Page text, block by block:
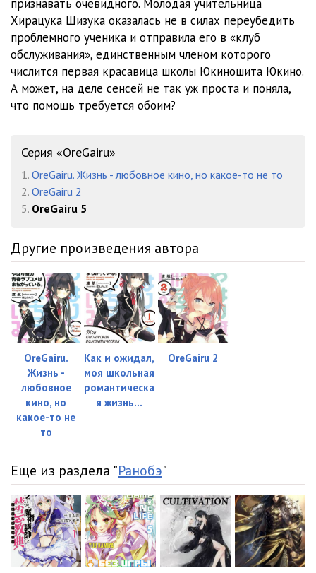
Глава 4 (3 из 3)
Глава 5 (1 из 4)
Глава 5 (2 из 4) 09:05
Глава 5 (3 из 4) 06:35
Глава 6 (1 из 5)
Глава 6 (2 из 5) 11:24
Глава 6 (3 из 5)
Глава 7 (1 из 1)
Глава 8 (1 из 1)
признавать очевидного. Молодая учительница
Хирацука Шизука оказалась не в силах переубедить
проблемного ученика и отправила его в «клуб
обслуживания», единственным членом которого
числится первая красавица школы Юкиношита Юкино.
А может, на деле сенсей не так уж проста и поняла,
что помощь требуется обоим?
Серия «OreGairu»
1. OreGairu. Жизнь - любовное кино, но какое-то не то
2. OreGairu 2
5. OreGairu 5
Другие произведения автора
OreGairu.
Жизнь -
любовное
кино, но
какое-то не
то
Как и ожидал,
моя школьная
романтическа
я жизнь...
OreGairu 2
Еще из раздела "Ранобэ"